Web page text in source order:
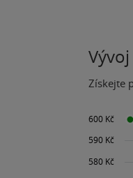
Získejte